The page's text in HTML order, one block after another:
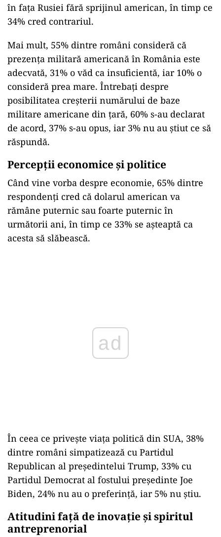
în fața Rusiei fără sprijinul american, în timp ce
34% cred contrariul.
Mai mult, 55% dintre români consideră că
prezența militară americană în România este
adecvată, 31% o văd ca insuficientă, iar 10% o
consideră prea mare. Întrebați despre
posibilitatea creșterii numărului de baze
militare americane din țară, 60% s-au declarat
de acord, 37% s-au opus, iar 3% nu au știut ce să
răspundă.
Percepții economice și politice
Când vine vorba despre economie, 65% dintre
respondenți cred că dolarul american va
rămâne puternic sau foarte puternic în
următorii ani, în timp ce 33% se așteaptă ca
acesta să slăbească.
ad
În ceea ce privește viața politică din SUA, 38%
dintre români simpatizează cu Partidul
Republican al președintelui Trump, 33% cu
Partidul Democrat al fostului președinte Joe
Biden, 24% nu au o preferință, iar 5% nu știu.
Atitudini față de inovație și spiritul
antreprenorial